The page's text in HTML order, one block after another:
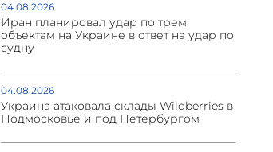
04.08.2026
Иран планировал удар по трем
объектам на Украине в ответ на удар по
судну
04.08.2026
Украина атаковала склады Wildberries в
Подмосковье и под Петербургом